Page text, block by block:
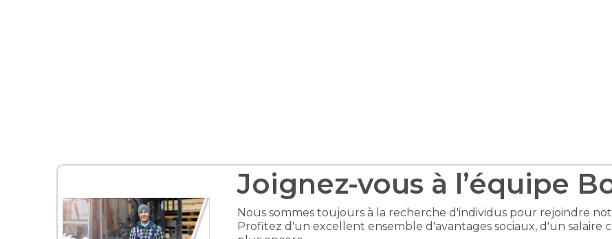
Joignez-vous à l’équipe
Nous sommes toujours à la recherche d'individus pour rejoindre
Profitez d'un excellent ensemble d'avantages sociaux, d'un salaire